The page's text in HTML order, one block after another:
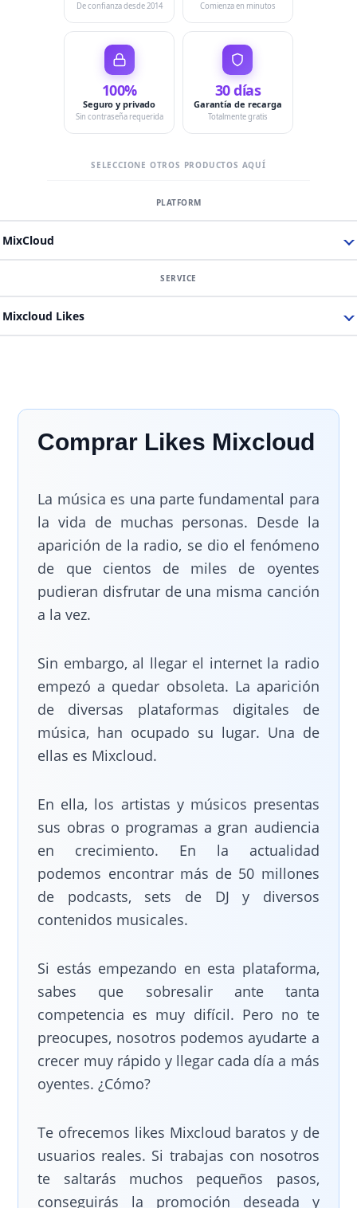
De confianza desde 2014 Comienza en minutos
100%
Seguro y privado
Sin contraseña requerida
30 días
Garantía de recarga
Totalmente gratis
SELECCIONE OTROS PRODUCTOS AQUÍ
MixCloud
Mixcloud Likes
Comprar Likes Mixcloud
La música es una parte fundamental para
la vida de muchas personas. Desde la
aparición de la radio, se dio el fenómeno
de que cientos de miles de oyentes
pudieran disfrutar de una misma canción
a la vez.
Sin embargo, al llegar el internet la radio
empezó a quedar obsoleta. La aparición
de diversas plataformas digitales de
música, han ocupado su lugar. Una de
ellas es Mixcloud.
En ella, los artistas y músicos presentas
sus obras o programas a gran audiencia
en crecimiento. En la actualidad
podemos encontrar más de 50 millones
de podcasts, sets de DJ y diversos
contenidos musicales.
Si estás empezando en esta plataforma,
sabes que sobresalir ante tanta
competencia es muy difícil. Pero no te
preocupes, nosotros podemos ayudarte a
crecer muy rápido y llegar cada día a más
oyentes. ¿Cómo?
Te ofrecemos likes Mixcloud baratos y de
usuarios reales. Si trabajas con nosotros
te saltarás muchos pequeños pasos,
conseguirás la promoción deseada y